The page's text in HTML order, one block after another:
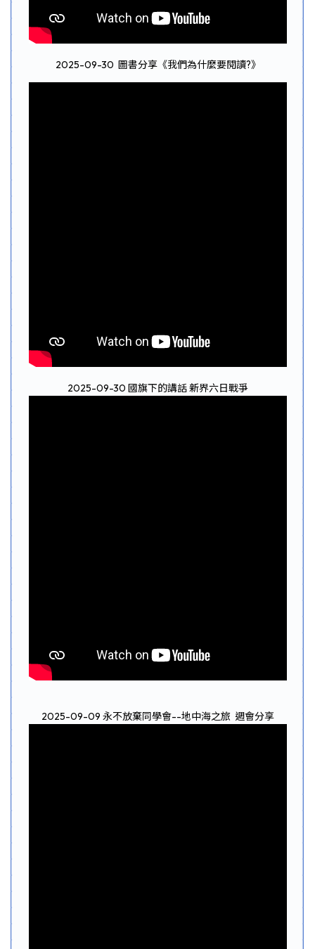
2025-09-30 圖書分享《我們為什麼要閱讀?》
2025-09-30 國旗下的講話 新界六日戰爭
2025-09-09 永不放棄同學會--地中海之旅 週會分享